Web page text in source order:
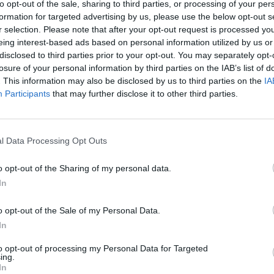
opt-out of the sale, sharing to third parties, or processing of your
for targeted advertising by us, please use the below opt-out
selection. Please note that after your opt-out request is processed
interest-based ads based on personal information utilized by us
to third parties prior to your opt-out. You may separately
of your personal information by third parties on the IAB’s list of
This information may also be disclosed by us to third parties on the
Participants that may further disclose it to other third parties.
Data Processing Opt Outs
opt-out of the Sharing of my personal data.
opt-out of the Sale of my Personal Data.
opt-out of processing my Personal Data for Targeted
továbbra is emelkedik, a bérdinamika nem
- hívták fel a figyelmet heti elemzésükben a
a régiós átlagnál itthon 15-20 százalékkal
több hazai kistérségben komoly szakemberhiány
is visszafoghatja. Fokozatos béremelésekre van
sejteni, hogy a nem versenyképes bérek okozhatják a tömeges
gazdagabbnak mondható megyékben is. Ez a jelenség
ráta idén ismét visszaeshet a korábbi pár évben
portfolio.hu hírarchívumához tartozik, melynek olvasása